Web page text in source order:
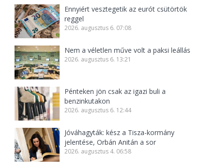
Ennyiért vesztegetik az eurót csütörtök
reggel
2026. augusztus 6. 07:08
Nem a véletlen műve volt a paksi leállás
2026. augusztus 6. 13:21
Pénteken jön csak az igazi buli a
benzinkutakon
2026. augusztus 6. 12:44
Jóváhagyták: kész a Tisza-kormány
jelentése, Orbán Anitán a sor
2026. augusztus 4. 06:58